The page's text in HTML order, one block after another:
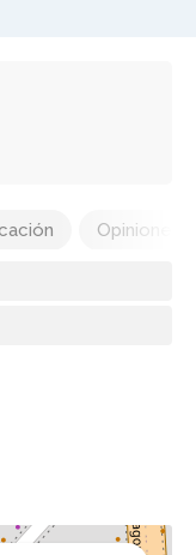
Opiniones